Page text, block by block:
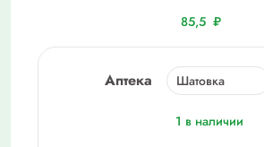
85,5 ₽
Аптека
1 в наличии